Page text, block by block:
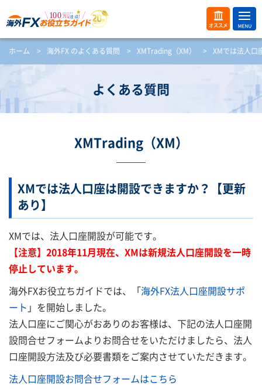
オス
スメ
ME
NU
開
ホーム > 海外FX のよくある質問 > XMTrading（XM） > XMでは法人口
よくある質問
XMTrading（XM）
XMでは法人口座は開設できますか？【更新
あり】
XMでは、法人口座開設が可能です。
【注意】2018年11月現在、XMは新規法人口座開設を一時
停止しています。
海外FXお役立ちガイドでは、「海外FX法人口座開設サポ
ート 」を開始しました。
法人口座にご関心がおありのお客様は、下記の法人口座開
設問合せフォームよりお問合せをいただけましたら、法人
口座開設方法及び必要書類をご案内させていただきます。
法人口座開設お問合せフォームはこちら